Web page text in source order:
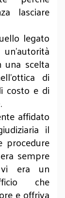
lasciare
legato
una scelta
di
costo e di
affidato
il
procedure
sempre
vi era un
che